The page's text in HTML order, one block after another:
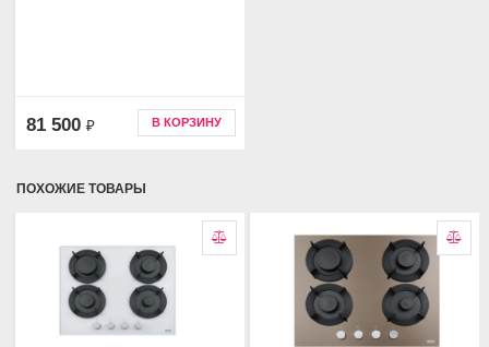
81 500 ₽ В КОРЗИНУ
ПОХОЖИЕ ТОВАРЫ